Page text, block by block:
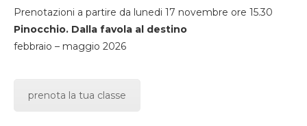
Prenotazioni a partire da lunedi 17 novembre ore 15.30
Pinocchio. Dalla favola al destino
febbraio – maggio 2026
prenota la tua classe